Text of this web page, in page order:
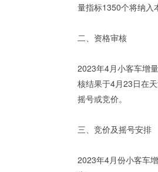
量指标1350个将纳入
二、资格审核
2023年4月小客车增
核结果于4月23日在
摇号或竞价。
三、竞价及摇号安排
2023年4月份小客车